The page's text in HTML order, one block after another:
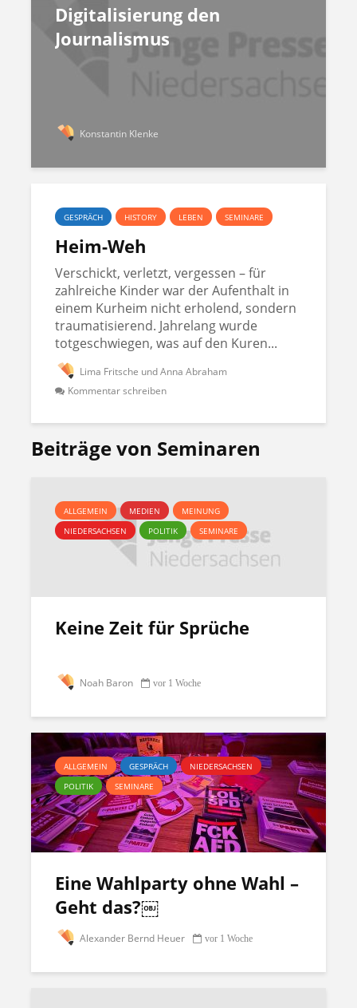
Digitalisierung den
Journalismus
Konstantin Klenke
GESPRÄCH HISTORY LEBEN SEMINARE
Heim-Weh
Verschickt, verletzt, vergessen – für
zahlreiche Kinder war der Aufenthalt in
einem Kurheim nicht erholend, sondern
traumatisierend. Jahrelang wurde
totgeschwiegen, was auf den Kuren...
Lima Fritsche und Anna Abraham
Kommentar schreiben
Beiträge von Seminaren
ALLGEMEIN MEDIEN
MEINUNG
NIEDERSACHSEN
POLITIK SEMINARE
Keine Zeit für Sprüche
Noah Baron vor 1 Woche
ALLGEMEIN GESPRÄCH
NIEDERSACHSEN
POLITIK
SEMINARE
Eine Wahlparty ohne Wahl –
Geht das?￼
Alexander Bernd Heuer vor 1 Woche